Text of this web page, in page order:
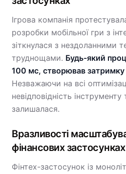
Ігрова компанія
розробки мобільної гри з
зіткнулася з нездоланними
труднощами. Будь-який
100 мс, створював затримку
Незважаючи на всі
невідповідність
залишалася.
Вразливості
фінансових застосунках
Фінтех-застосунок із